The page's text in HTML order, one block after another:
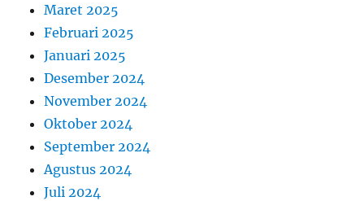
Maret 2025
Februari 2025
Januari 2025
Desember 2024
November 2024
Oktober 2024
September 2024
Agustus 2024
Juli 2024